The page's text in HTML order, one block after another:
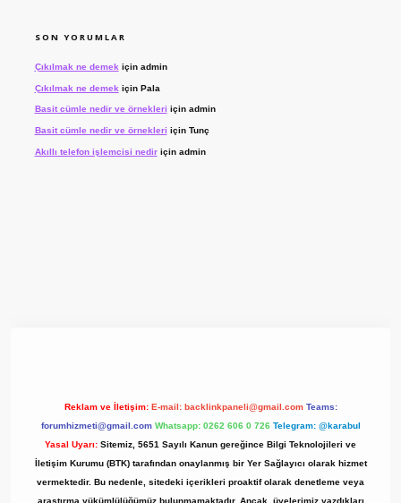
SON YORUMLAR
Çıkılmak ne demek için admin
Çıkılmak ne demek için Pala
Basit cümle nedir ve örnekleri için admin
Basit cümle nedir ve örnekleri için Tunç
Akıllı telefon işlemcisi nediriçin admin
Reklam ve İletişim: E-mail: backlinkpaneli@gmail.com Teams:
forumhizmeti@gmail.com Whatsapp: 0262 606 0 726 Telegram: @karabul
Yasal Uyarı: Sitemiz, 5651 Sayılı Kanun gereğince Bilgi Teknolojileri ve
İletişim Kurumu (BTK) tarafından onaylanmış bir Yer Sağlayıcı olarak hizmet
vermektedir. Bu nedenle, sitedeki içerikleri proaktif olarak denetleme veya
araştırma yükümlülüğümüz bulunmamaktadır. Ancak, üyelerimiz yazdıkları